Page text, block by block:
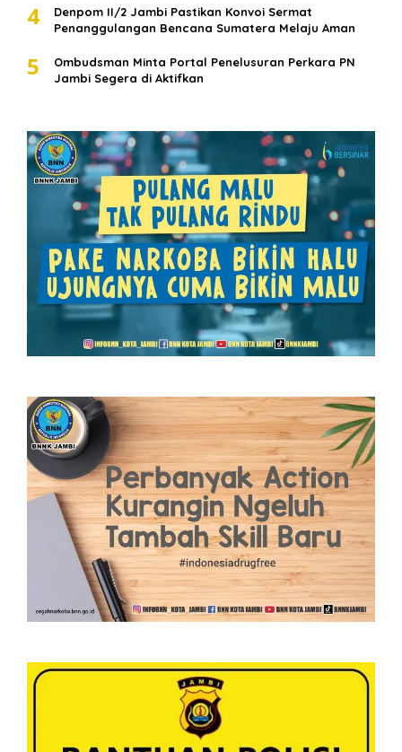
4
Denpom II/2 Jambi Pastikan Konvoi Sermat
Penanggulangan Bencana Sumatera Melaju Aman
5
Ombudsman Minta Portal Penelusuran Perkara PN
Jambi Segera di Aktifkan